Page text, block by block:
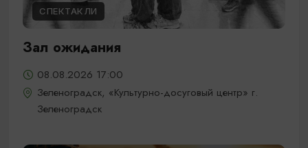
СПЕКТАКЛИ
Зал ожидания
08.08.2026 17:00
Зеленоградск, «Культурно-досуговый центр» г.
Зеленоградск